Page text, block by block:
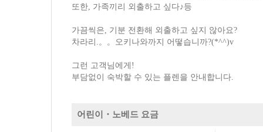
또한, 가족끼리 외출하고 싶다♪등
가끔씩은, 기분 전환해 외출하고 싶지 않아요?
차라리.。。오키나와까지 어떻습니까?(*^^)v
그런 고객님에게!
부담없이 숙박할 수 있는 플렌을 안내합니다.
어린이・노베드 요금